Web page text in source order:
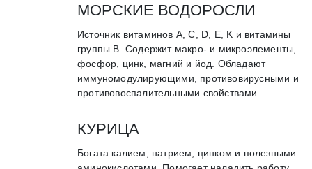
МОРСКИЕ ВОДОРОСЛИ
Источник витаминов А, С, D, E, K и витамины
группы B. Содержит макро- и микроэлементы,
фосфор, цинк, магний и йод. Обладают
иммуномодулирующими, противовирусными и
противовоспалительными свойствами.
КУРИЦА
Богата калием, натрием, цинком и полезными